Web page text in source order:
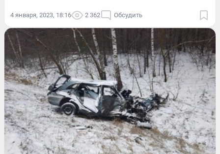
4 января, 2023, 18:16 2 362 Обсудить